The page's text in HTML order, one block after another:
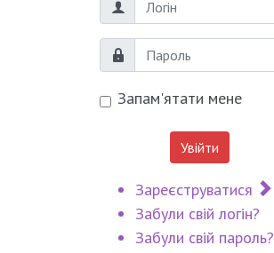
Логін
Пароль
Запам'ятати мене
Увійти
Зареєструватися
Забули свій логін?
Забули свій пароль?